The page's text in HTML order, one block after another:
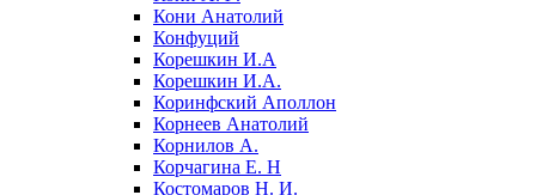
Кони Анатолий
Конфуций
Корешкин И.А
Корешкин И.А.
Коринфский Аполлон
Корнеев Анатолий
Корнилов А.
Корчагина Е. Н
Костомаров Н. И.